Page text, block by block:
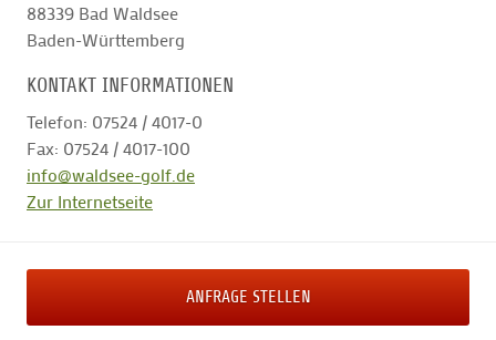
88339 Bad Waldsee
Baden-Württemberg
KONTAKT INFORMATIONEN
Telefon: 07524 / 4017-0
Fax: 07524 / 4017-100
info@waldsee-golf.de
Zur Internetseite
ANFRAGE STELLEN